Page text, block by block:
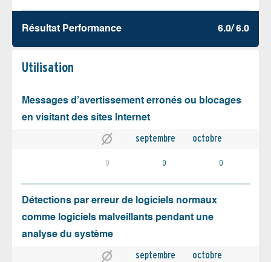
Résultat Performance 6.0/ 6.0
Utilisation
Messages d’avertissement erronés ou blocages
en visitant des sites Internet
septembre octobre
0 0 0
Détections par erreur de logiciels normaux
comme logiciels malveillants pendant une
analyse du système
septembre octobre